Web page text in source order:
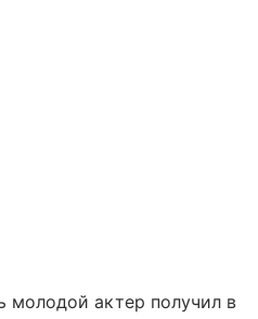
молодой актер получил в